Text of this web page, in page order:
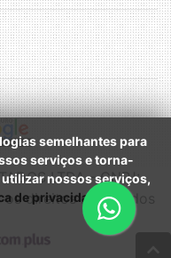
LTDA - CNPJ:
direitos reservados
semelhantes para
serviços e torna-
nossos serviços,
de privacidade.